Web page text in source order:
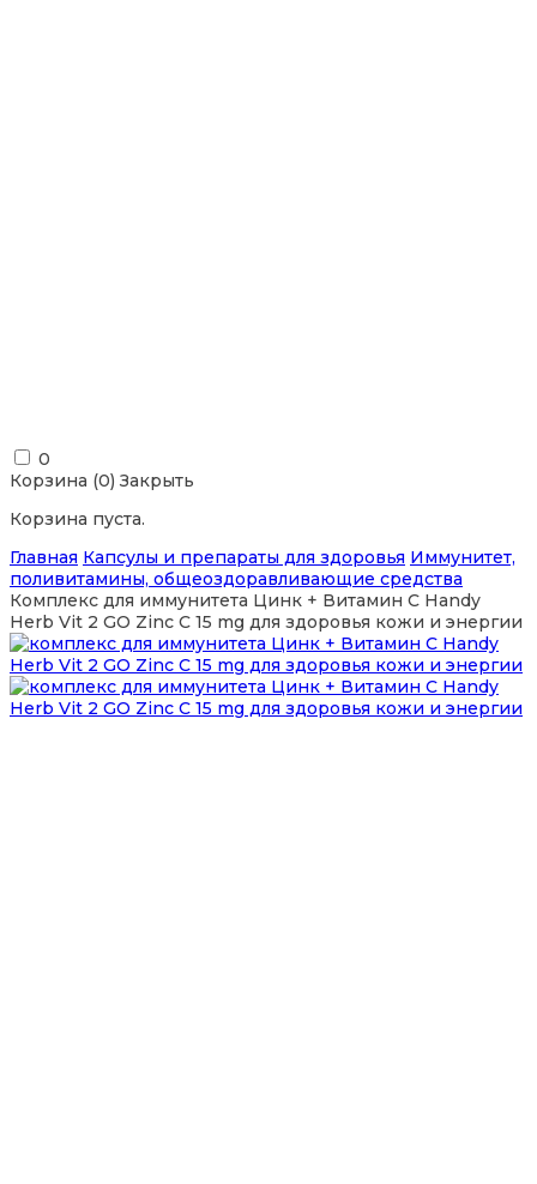
0
Корзина (0) Закрыть
Корзина пуста.
Главная Капсулы и препараты для здоровья Иммунитет,
поливитамины, общеоздоравливающие средства
Комплекс для иммунитета Цинк + Витамин С Handy
Herb Vit 2 GO Zinc C 15 mg для здоровья кожи и энергии